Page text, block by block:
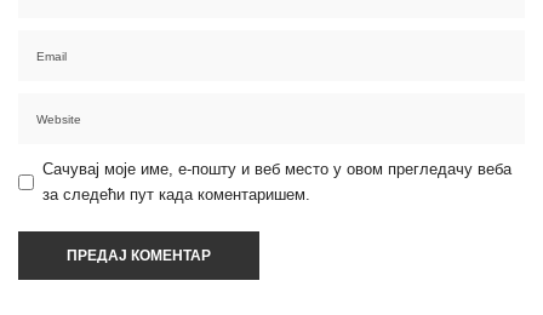
Сачувај моје име, е-пошту и веб место у овом прегледачу веба
за следећи пут када коментаришем.